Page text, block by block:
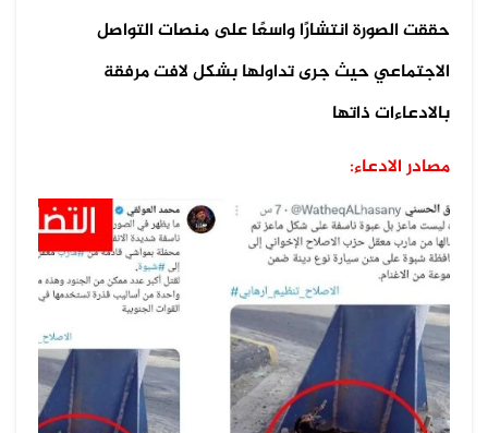
حققت الصورة انتشارًا واسعًا على منصات التواصل
الاجتماعي حيث جرى تداولها بشكل لافت مرفقة
بالادعاءات ذاتها
مصادر الادعاء: